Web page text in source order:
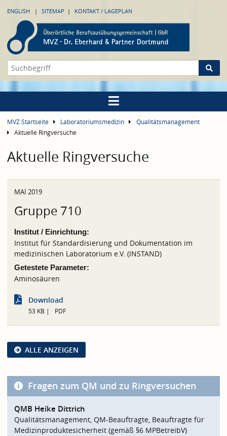
ENGLISH SITEMAP KONTAKT / LAGEPLAN
MVZ Startseite Laboratoriumsmedizin
Qualitätsmanagement
Aktuelle Ringversuche
Aktuelle Ringversuche
MAI 2019
Gruppe 710
Institut / Einrichtung:
Institut für Standardisierung und Dokumentation im
medizinischen Laboratorium e.V. (INSTAND)
Getestete Parameter:
Aminosäuren
Download
53 KB PDF
ALLE ANZEIGEN
Fragen zum QM und zu Ringversuchen
QMB Heike Dittrich
Qualitätsmanagement, QM-Beauftragte, Beauftragte für
Medizinproduktesicherheit (gemäß §6 MPBetreibV)